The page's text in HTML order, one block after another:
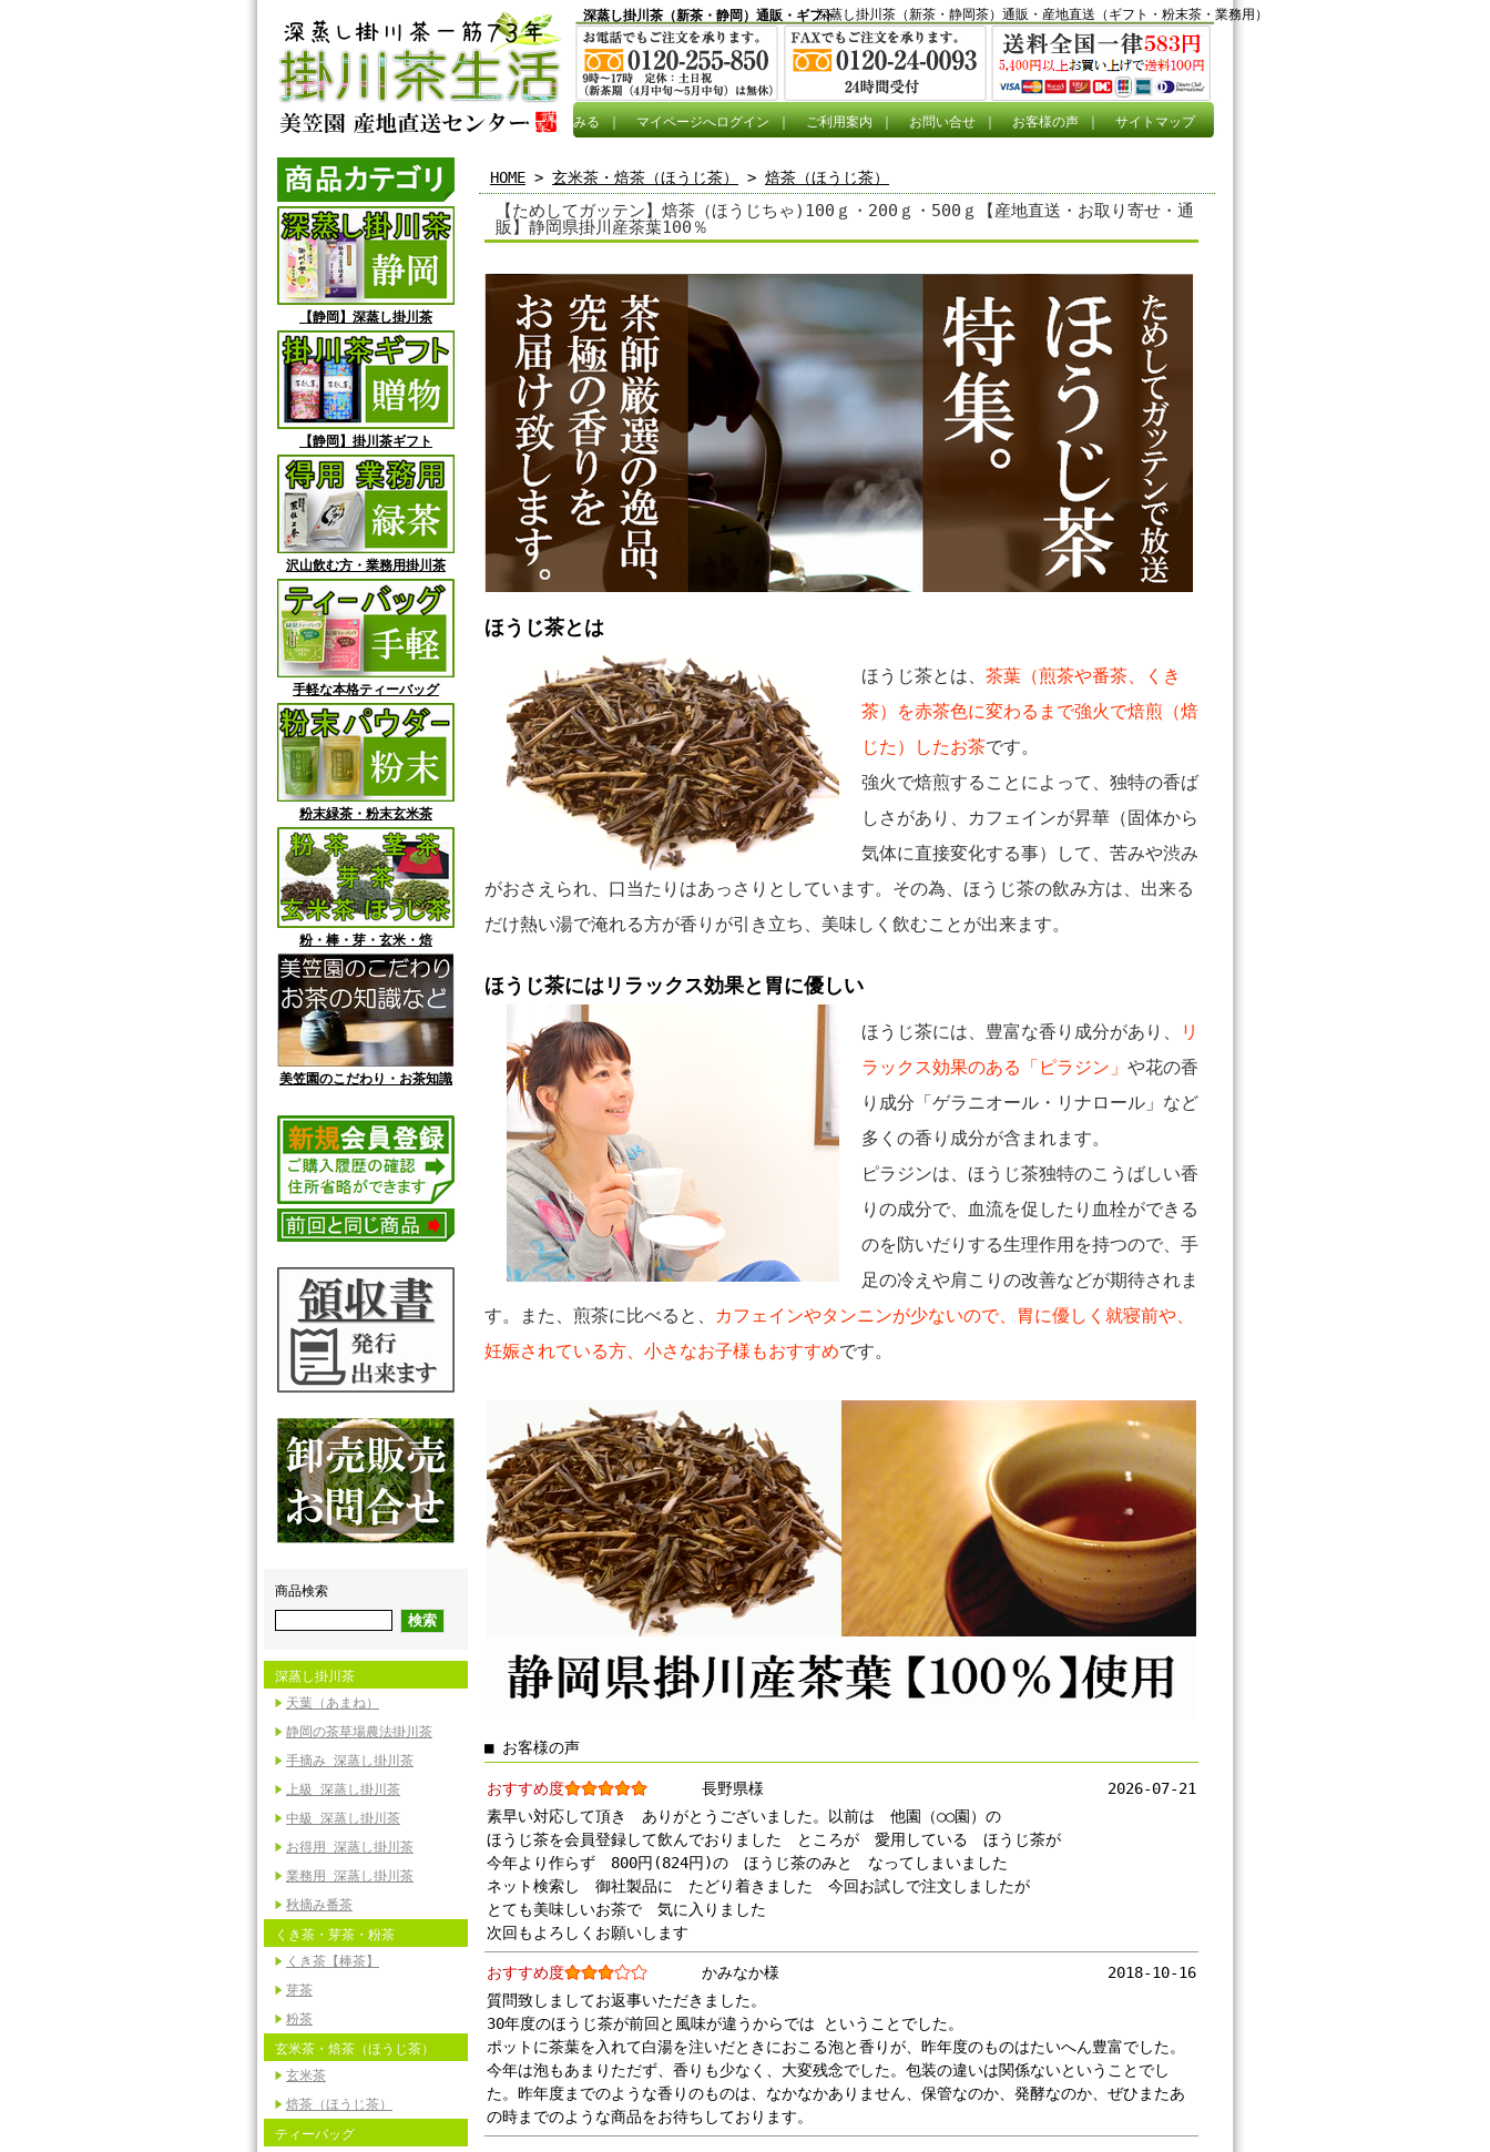
深蒸し掛川茶（新茶・静岡）通販・ギフト深蒸し掛川茶（新茶・静岡茶）通販・産地直送（ギフト・粉末茶・業務用）
カートをみる｜ マイページへログイン｜ ご利用案内｜ お問い合せ｜ お客様の声｜ サイトマップ
【静岡】深蒸し掛川茶
【静岡】掛川茶ギフト
沢山飲む方・業務用掛川茶
手軽な本格ティーバッグ
粉末緑茶・粉末玄米茶
粉・棒・芽・玄米・焙
美笠園のこだわり・お茶知識
商品検索
深蒸し掛川茶
天葉（あまね）
静岡の茶草場農法掛川茶
手摘み 深蒸し掛川茶
上級 深蒸し掛川茶
中級 深蒸し掛川茶
お得用 深蒸し掛川茶
業務用 深蒸し掛川茶
秋摘み番茶
くき茶・芽茶・粉茶
くき茶【棒茶】
芽茶
粉茶
玄米茶・焙茶（ほうじ茶）
玄米茶
焙茶（ほうじ茶）
ティーバッグ
HOME > 玄米茶・焙茶（ほうじ茶） > 焙茶（ほうじ茶）
【ためしてガッテン】焙茶（ほうじちゃ)100ｇ・200ｇ・500ｇ【産地直送・お取り寄せ・通
販】静岡県掛川産茶葉100％
ほうじ茶とは
ほうじ茶とは、 茶葉（煎茶や番茶、くき
茶）を赤茶色に変わるまで強火で焙煎（焙
じた）したお茶です。
強火で焙煎することによって、独特の香ば
しさがあり、カフェインが昇華（固体から
気体に直接変化する事）して、苦みや渋み
がおさえられ、口当たりはあっさりとしています。その為、ほうじ茶の飲み方は、出来る
だけ熱い湯で淹れる方が香りが引き立ち、美味しく飲むことが出来ます。
ほうじ茶にはリラックス効果と胃に優しい
ほうじ茶には、豊富な香り成分があり、
リ
ラックス効果のある「ピラジン」 や花の香
り成分「ゲラニオール・リナロール」など
多くの香り成分が含まれます。
ピラジンは、ほうじ茶独特のこうばしい香
りの成分で、血流を促したり血栓ができる
のを防いだりする生理作用を持つので、手
足の冷えや肩こりの改善などが期待されま
す。また、煎茶に比べると、
カフェインやタンニンが少ないので、胃に優しく就寝前や、
妊娠されている方、小さなお子様もおすすめです。
■ お客様の声
おすすめ度 長野県様
2026-07-21
素早い対応して頂き ありがとうございました。以前は 他園（○○園）の
ほうじ茶を会員登録して飲んでおりました ところが 愛用している ほうじ茶が
今年より作らず 800円(824円)の ほうじ茶のみと なってしまいました
ネット検索し 御社製品に たどり着きました 今回お試しで注文しましたが
とても美味しいお茶で 気に入りました
次回もよろしくお願いします
おすすめ度 かみなか様
2018-10-16
質問致しましてお返事いただきました。
30年度のほうじ茶が前回と風味が違うからでは ということでした。
ポットに茶葉を入れて白湯を注いだときにおこる泡と香りが、昨年度のものはたいへん豊富でした。
今年は泡もあまりただず、香りも少なく、大変残念でした。包装の違いは関係ないということでし
た。昨年度までのような香りのものは、なかなかありません、保管なのか、発酵なのか、ぜひまたあ
の時までのような商品をお待ちしております。